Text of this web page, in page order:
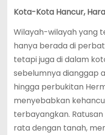
Kota-Kota Hancur,
Wilayah-wilayah yang
hanya berada di
tetapi juga di dalam
sebelumnya dianggap
hingga perbukitan
menyebabkan
terbayangkan.
rata dengan tanah,